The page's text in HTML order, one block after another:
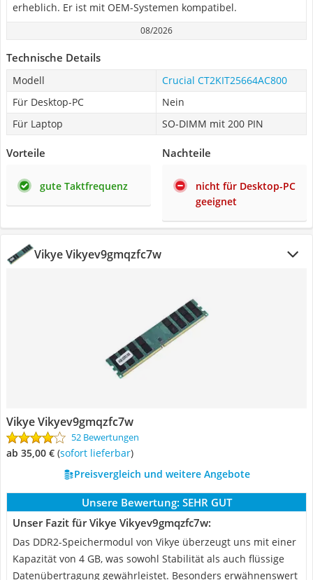
erheblich. Er ist mit OEM-Systemen kompatibel.
08/2026
Technische Details
Modell
Crucial CT2KIT25664AC800
Für Desktop-PC
Nein
Für Laptop
SO-DIMM mit 200 PIN
Vorteile
gute Taktfrequenz
Nachteile
nicht für Desktop-PC
geeignet
Vikye Vikyev9gmqzfc7w
Vikye Vikyev9gmqzfc7w
52 Bewertungen
ab 35,00 € ( Sofort lieferbar)
Preisvergleich und weitere Angebote
Unsere Bewertung: SEHR GUT
Unser Fazit für Vikye Vikyev9gmqzfc7w:
Das DDR2-Speichermodul von Vikye überzeugt uns mit einer
Kapazität von 4 GB, was sowohl Stabilität als auch flüssige
Datenübertragung gewährleistet. Besonders erwähnenswert